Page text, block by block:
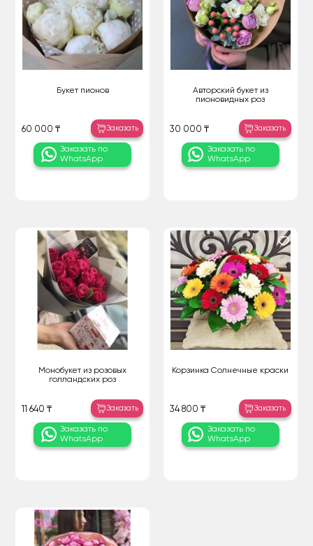
Букет пионов
60 000 ₸ Заказать
Заказать по
WhatsApp
Авторский букет из
пионовидных роз
30 000 ₸ Заказать
Заказать по
WhatsApp
Монобукет из розовых
голландских роз
11 640 ₸ Заказать
Заказать по
WhatsApp
Корзинка Солнечные краски
34 800 ₸ Заказать
Заказать по
WhatsApp